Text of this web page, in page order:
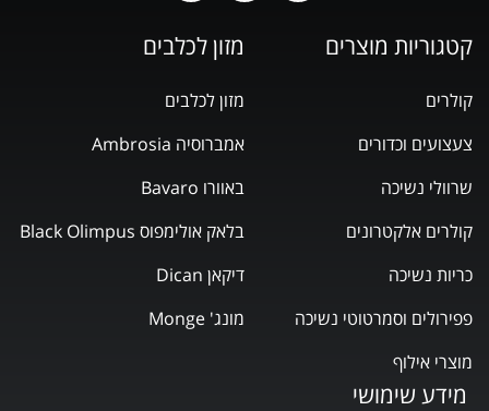
מידע שימושי
מזון לכלבים
מזון לכלבים
אמברוסיה Ambrosia
באוורו Bavaro
בלאק אולימפוס Black Olimpus
דיקאן Dican
מונג' Monge
קטגוריות מוצרים
קולרים
צעצועים וכדורים
שרוולי נשיכה
קולרים אלקטרונים
כריות נשיכה
פפירולים וסמרטוטי נשיכה
מוצרי אילוף